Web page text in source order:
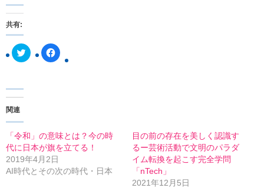
共有:
ク
リ
e
r
で
共
有
(
F
a
す
る
に
は
ク
リ
関連
「令和」の意味とは？今の時
代に日本が旗を立てる！
2019年4月2日
AI時代とその次の時代・日本
目の前の存在を美しく認識す
るー芸術活動で文明のパラダ
イム転換を起こす完全学問
「nTech」
2021年12月5日